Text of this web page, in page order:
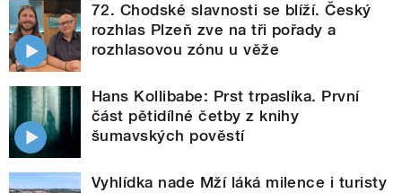
72. Chodské slavnosti se blíží. Český
rozhlas Plzeň zve na tři pořady a
rozhlasovou zónu u věže
Hans Kollibabe: Prst trpaslíka. První
část pětidílné četby z knihy
šumavských pověstí
Vyhlídka nade Mží láká milence i turisty